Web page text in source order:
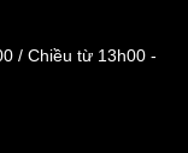
/ Chiều từ 13h00 -